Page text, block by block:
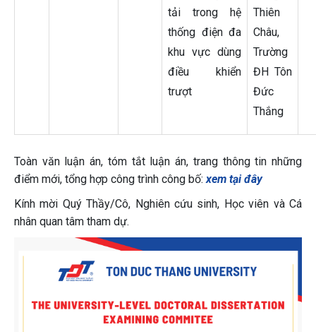
tải trong hệ
thống điện đa
khu vực dùng
điều khiển
trượt
Thiên
Châu,
Trường
ĐH Tôn
Đức
Thắng
Toàn văn luận án, tóm tắt luận án, trang thông tin những
điểm mới, tổng hợp công trình công bố:xem tại đây
Kính mời Quý Thầy/Cô, Nghiên cứu sinh, Học viên và Cá
nhân quan tâm tham dự.